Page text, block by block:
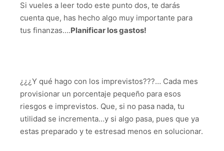
Si vueles a leer todo este punto dos, te darás
cuenta que, has hecho algo muy importante para
tus finanzas….Planificar los gastos!
¿¿¿Y qué hago con los imprevistos???… Cada mes
provisionar un porcentaje pequeño para esos
riesgos e imprevistos. Que, si no pasa nada, tu
utilidad se incrementa…y si algo pasa, pues que ya
estas preparado y te estresad menos en solucionar.